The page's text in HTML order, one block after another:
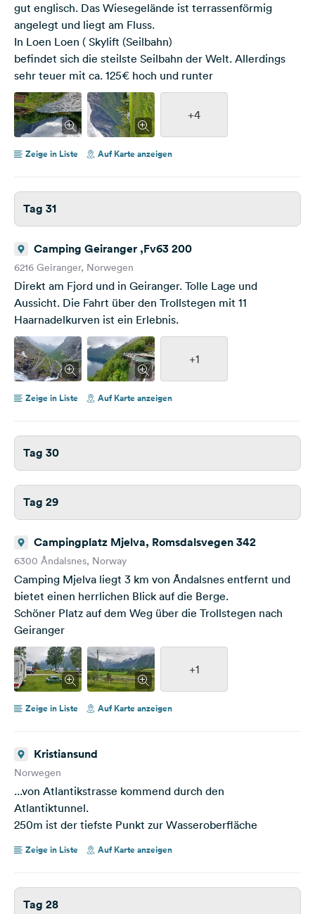
gut englisch. Das Wiesegelände ist terrassenförmig
angelegt und liegt am Fluss.
In Loen Loen ( Skylift (Seilbahn)
befindet sich die steilste Seilbahn der Welt. Allerdings
sehr teuer mit ca. 125€ hoch und runter
+4
Zeige in Liste Auf Karte anzeigen
Tag 31
Camping Geiranger ,Fv63 200
6216 Geiranger, Norwegen
Direkt am Fjord und in Geiranger. Tolle Lage und
Aussicht. Die Fahrt über den Trollstegen mit 11
Haarnadelkurven ist ein Erlebnis.
+1
Zeige in Liste Auf Karte anzeigen
Tag 30
Tag 29
Campingplatz Mjelva, Romsdalsvegen 342
6300 Åndalsnes, Norway
Camping Mjelva liegt 3 km von Åndalsnes entfernt und
bietet einen herrlichen Blick auf die Berge.
Schöner Platz auf dem Weg über die Trollstegen nach
Geiranger
+1
Zeige in Liste Auf Karte anzeigen
Kristiansund
Norwegen
...von Atlantikstrasse kommend durch den
Atlantiktunnel.
250m ist der tiefste Punkt zur Wasseroberfläche
Zeige in Liste Auf Karte anzeigen
Tag 28